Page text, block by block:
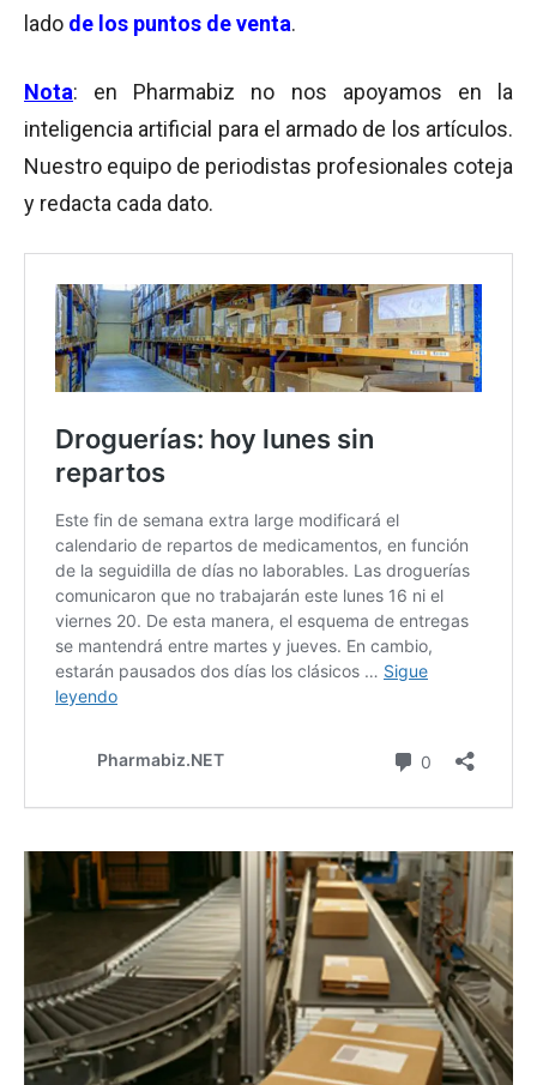
lado de los puntos de venta.
Nota: en Pharmabiz no nos apoyamos en la
inteligencia artificial para el armado de los artículos.
Nuestro equipo de periodistas profesionales coteja
y redacta cada dato.